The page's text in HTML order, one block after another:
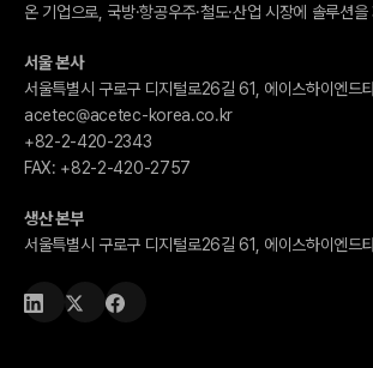
온 기업으로, 국방·항공우주·철도·산업 시장에 솔루션
서울 본사
서울특별시 구로구 디지털로26길 61, 에이스하이엔
acetec@acetec-korea.co.kr
+82-2-420-2343
FAX: +82-2-420-2757
생산 본부
서울특별시 구로구 디지털로26길 61, 에이스하이엔드